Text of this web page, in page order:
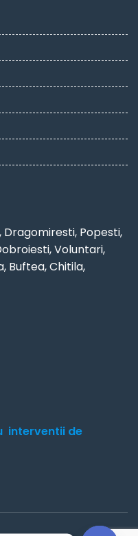
Dragomiresti, Popesti,
Voluntari,
Buftea, Chitila,
interventii de